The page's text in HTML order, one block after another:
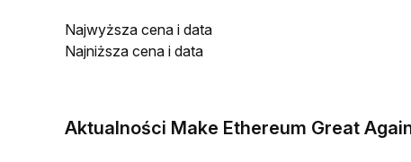
Najwyższa cena i data
Najniższa cena i data
Aktualności Make Ethereum Great